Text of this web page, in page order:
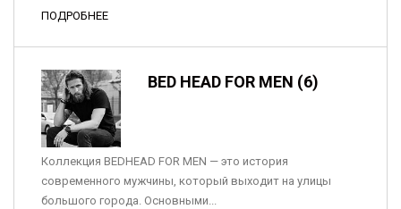
ПОДРОБНЕЕ
BED HEAD FOR MEN (6)
Коллекция BEDHEAD FOR MEN — это история
современного мужчины, который выходит на улицы
большого города. Основными...